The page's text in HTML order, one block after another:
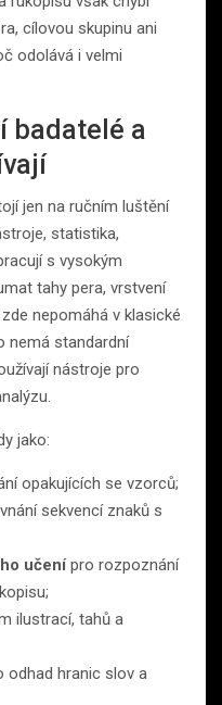
cílovou skupinu ani
odolává i velmi
badatelé a
jen na ručním luštění
statistika,
s vysokým
tahy pera, vrstvení
nepomáhá v klasické
nemá standardní
nástroje pro
jako:
opakujících se vzorců;
sekvencí znaků s
učenípro rozpoznání
ilustrací, tahů a
odhad hranic slov a